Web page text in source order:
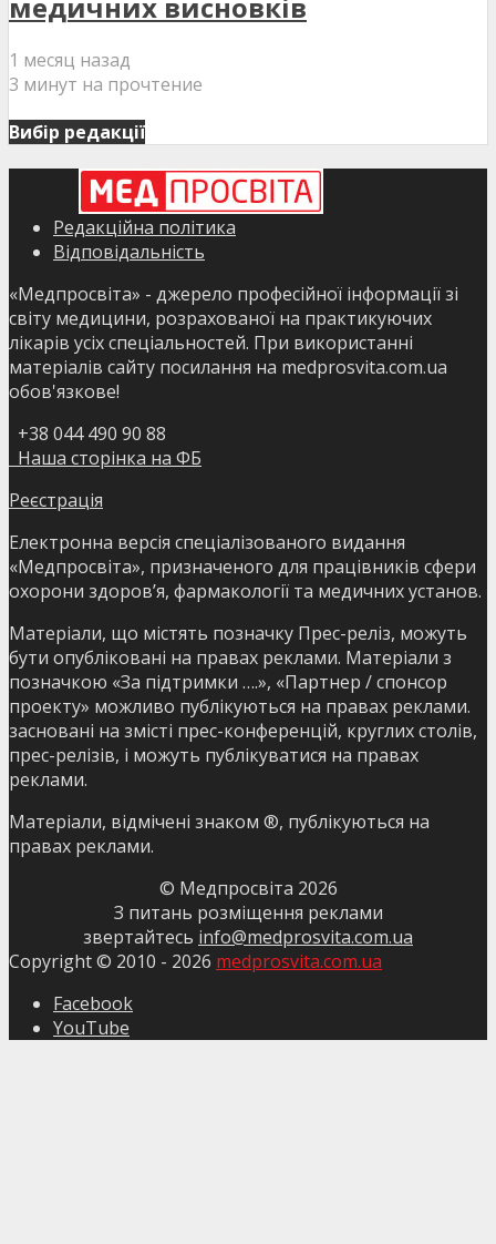
медичних висновків
1 месяц назад
3 минут на прочтение
Вибір редакції
Редакційна політика
Відповідальність
«Медпросвіта» - джерело професійної інформації зі
світу медицини, розрахованої на практикуючих
лікарів усіх спеціальностей. При використанні
матеріалів сайту посилання на medprosvita.com.ua
обов'язкове!
+38 044 490 90 88
Наша сторінка на ФБ
Реєстрація
Електронна версія спеціалізованого видання
«Медпросвіта», призначеного для працівників сфери
охорони здоров’я, фармакології та медичних установ.
Матеріали, що містять позначку Прес-реліз, можуть
бути опубліковані на правах реклами. Матеріали з
позначкою «За підтримки ….», «Партнер / спонсор
проекту» можливо публікуються на правах реклами.
засновані на змісті прес-конференцій, круглих столів,
прес-релізів, і можуть публікуватися на правах
реклами.
Матеріали, відмічені знаком ®, публікуються на
правах реклами.
© Медпросвіта 2026
З питань розміщення реклами
звертайтесь info@medprosvita.com.ua
Copyright © 2010 - 2026 medprosvita.com.ua
Facebook
YouTube